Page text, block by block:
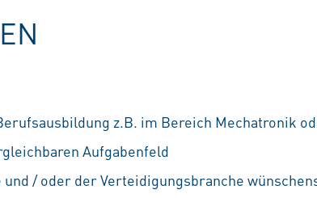
z.B. im Bereich Mechatronik
Aufgabenfeld
/ oder der Verteidigungsbranche